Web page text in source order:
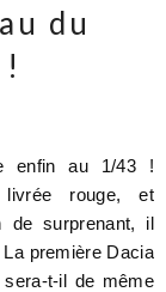
du
enfin au 1/43 !
livrée rouge, et
de surprenant, il
première Dacia
t-il de même